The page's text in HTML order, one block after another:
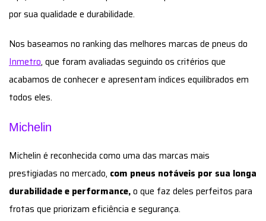
por sua qualidade e durabilidade.
Nos baseamos no ranking das melhores marcas de pneus do
Inmetro, que foram avaliadas seguindo os critérios que
acabamos de conhecer e apresentam índices equilibrados em
todos eles.
Michelin
Michelin é reconhecida como uma das marcas mais
prestigiadas no mercado, com pneus notáveis por sua longa
durabilidade e performance,o que faz deles perfeitos para
frotas que priorizam eficiência e segurança.